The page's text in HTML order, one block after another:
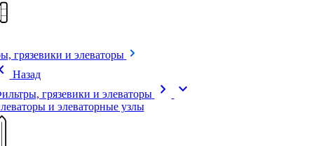
грязевики и элеваторы
Назад
грязевики и элеваторы
chevron_right expand_more
и элеваторные узлы